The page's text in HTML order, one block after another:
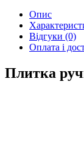
Опис
Відгуки (0)
Оплата і
Плитка